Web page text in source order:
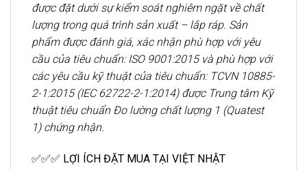
được đặt dưới sự kiểm soát nghiêm ngặt về chất
lượng trong quá trình sản xuất – lắp ráp. Sản
phẩm được đánh giá, xác nhận phù hợp với yêu
cầu của tiêu chuẩn: ISO 9001:2015 và phù hợp với
các yêu cầu kỹ thuật của tiêu chuẩn: TCVN 10885-
2-1:2015 (IEC 62722-2-1:2014) được Trung tâm Kỹ
thuật tiêu chuẩn Đo lường chất lượng 1 (Quatest
1) chứng nhận.
✅✅✅ LỢI ÍCH ĐẶT MUA TẠI VIỆT NHẬT